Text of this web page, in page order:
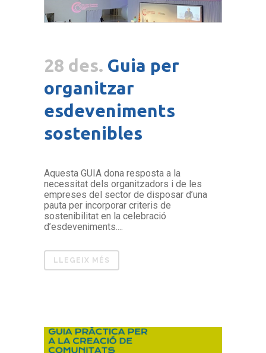
28 des. Guia per
organitzar
esdeveniments
sostenibles
Aquesta GUIA dona resposta a la
necessitat dels organitzadors i de les
empreses del sector de disposar d’una
pauta per incorporar criteris de
sostenibilitat en la celebració
d’esdeveniments....
LLEGEIX MÉS